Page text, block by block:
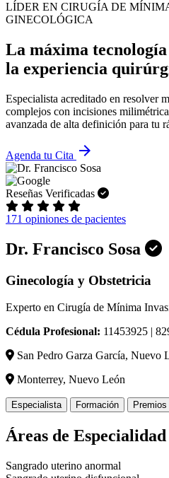
LÍDER EN CIRUGÍA DE
GINECOLÓGICA
La máxima
la experiencia
Especialista acreditado en resolver
complejos con incisiones
avanzada de alta definición para tu
Agenda tu Cita arrow_forward
Reseñas Verificadas
171 opiniones de pacientes
Dr. Francisco Sosa
Ginecología y Obstetricia
Experto en Cirugía de Mínima
Cédula Profesional: 11453925 |
San Pedro Garza García, Nuevo
Monterrey, Nuevo León
Especialista Formación Premios
Áreas de Especialidad
Sangrado uterino anormal